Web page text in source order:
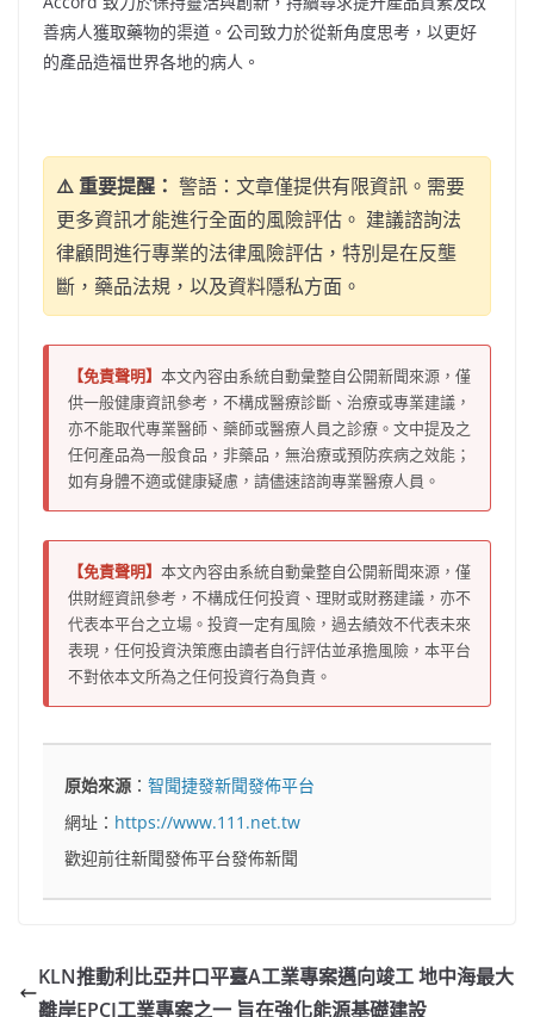
善病人獲取藥物的渠道。公司致力於從新角度思考，以更好
的產品造福世界各地的病人。
⚠️ 重要提醒： 警語：文章僅提供有限資訊。需要
更多資訊才能進行全面的風險評估。 建議諮詢法
律顧問進行專業的法律風險評估，特別是在反壟
斷，藥品法規，以及資料隱私方面。
【免責聲明】 本文內容由系統自動彙整自公開新聞來源，僅
供一般健康資訊參考，不構成醫療診斷、治療或專業建議，
亦不能取代專業醫師、藥師或醫療人員之診療。文中提及之
任何產品為一般食品，非藥品，無治療或預防疾病之效能；
如有身體不適或健康疑慮，請儘速諮詢專業醫療人員。
【免責聲明】 本文內容由系統自動彙整自公開新聞來源，僅
供財經資訊參考，不構成任何投資、理財或財務建議，亦不
代表本平台之立場。投資一定有風險，過去績效不代表未來
表現，任何投資決策應由讀者自行評估並承擔風險，本平台
不對依本文所為之任何投資行為負責。
原始來源 ：智聞捷發新聞發佈平台
網址： https://www.111.net.tw
歡迎前往新聞發佈平台發佈新聞
KLN推動利比亞井口平臺A工業專案邁向竣工 地中海最大
離岸EPCI工業專案之一 旨在強化能源基礎建設